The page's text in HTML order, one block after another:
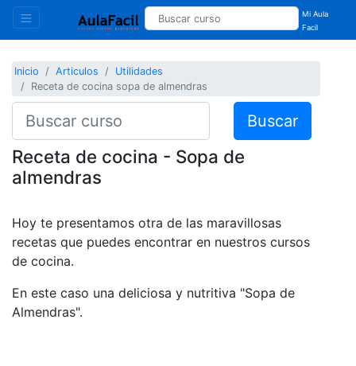
Mi Aula
Facil
Inicio Articulos
Utilidades
Receta de cocina sopa de almendras
Buscar
Receta de cocina - Sopa de
almendras
Hoy te presentamos otra de las maravillosas
recetas que puedes encontrar en nuestros cursos
de cocina.
En este caso una deliciosa y nutritiva "Sopa de
Almendras".